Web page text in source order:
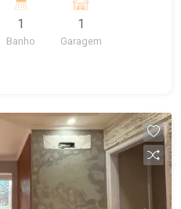
conforto e fácil acesso
sua visita!
1
Banho
1
Garagem